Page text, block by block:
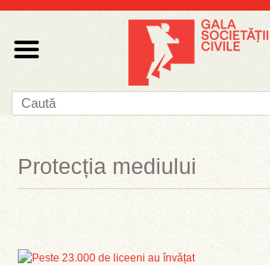
Protecția mediului